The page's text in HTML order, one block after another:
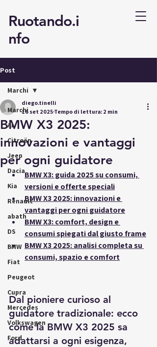
Ruotando.i
nfo
Post
Marchi
AI
Citroën
Jeep
Dacia
Kia
Renault
abath
DS
BMW
Fiat
Peugeot
Cupra
Mercedes
Volkswagen
Ford
Marchi
BMW X3 2025:
innovazioni e vantaggi
per ogni guidatore
diego.tinelli
16 set 2025Tempo di lettura: 2 min
BMW X3: guida 2025 su consumi,
versioni e offerte speciali
BMW X3 2025: innovazioni e
vantaggi per ogni guidatore
BMW X3: comfort, design e
consumi spiegati dal giusto frame
BMW X3 2025: analisi completa su
consumi, spazio e comfort
Dal pioniere curioso al
guidatore tradizionale: ecco
come la BMW X3 2025 sa
adattarsi a ogni esigenza,